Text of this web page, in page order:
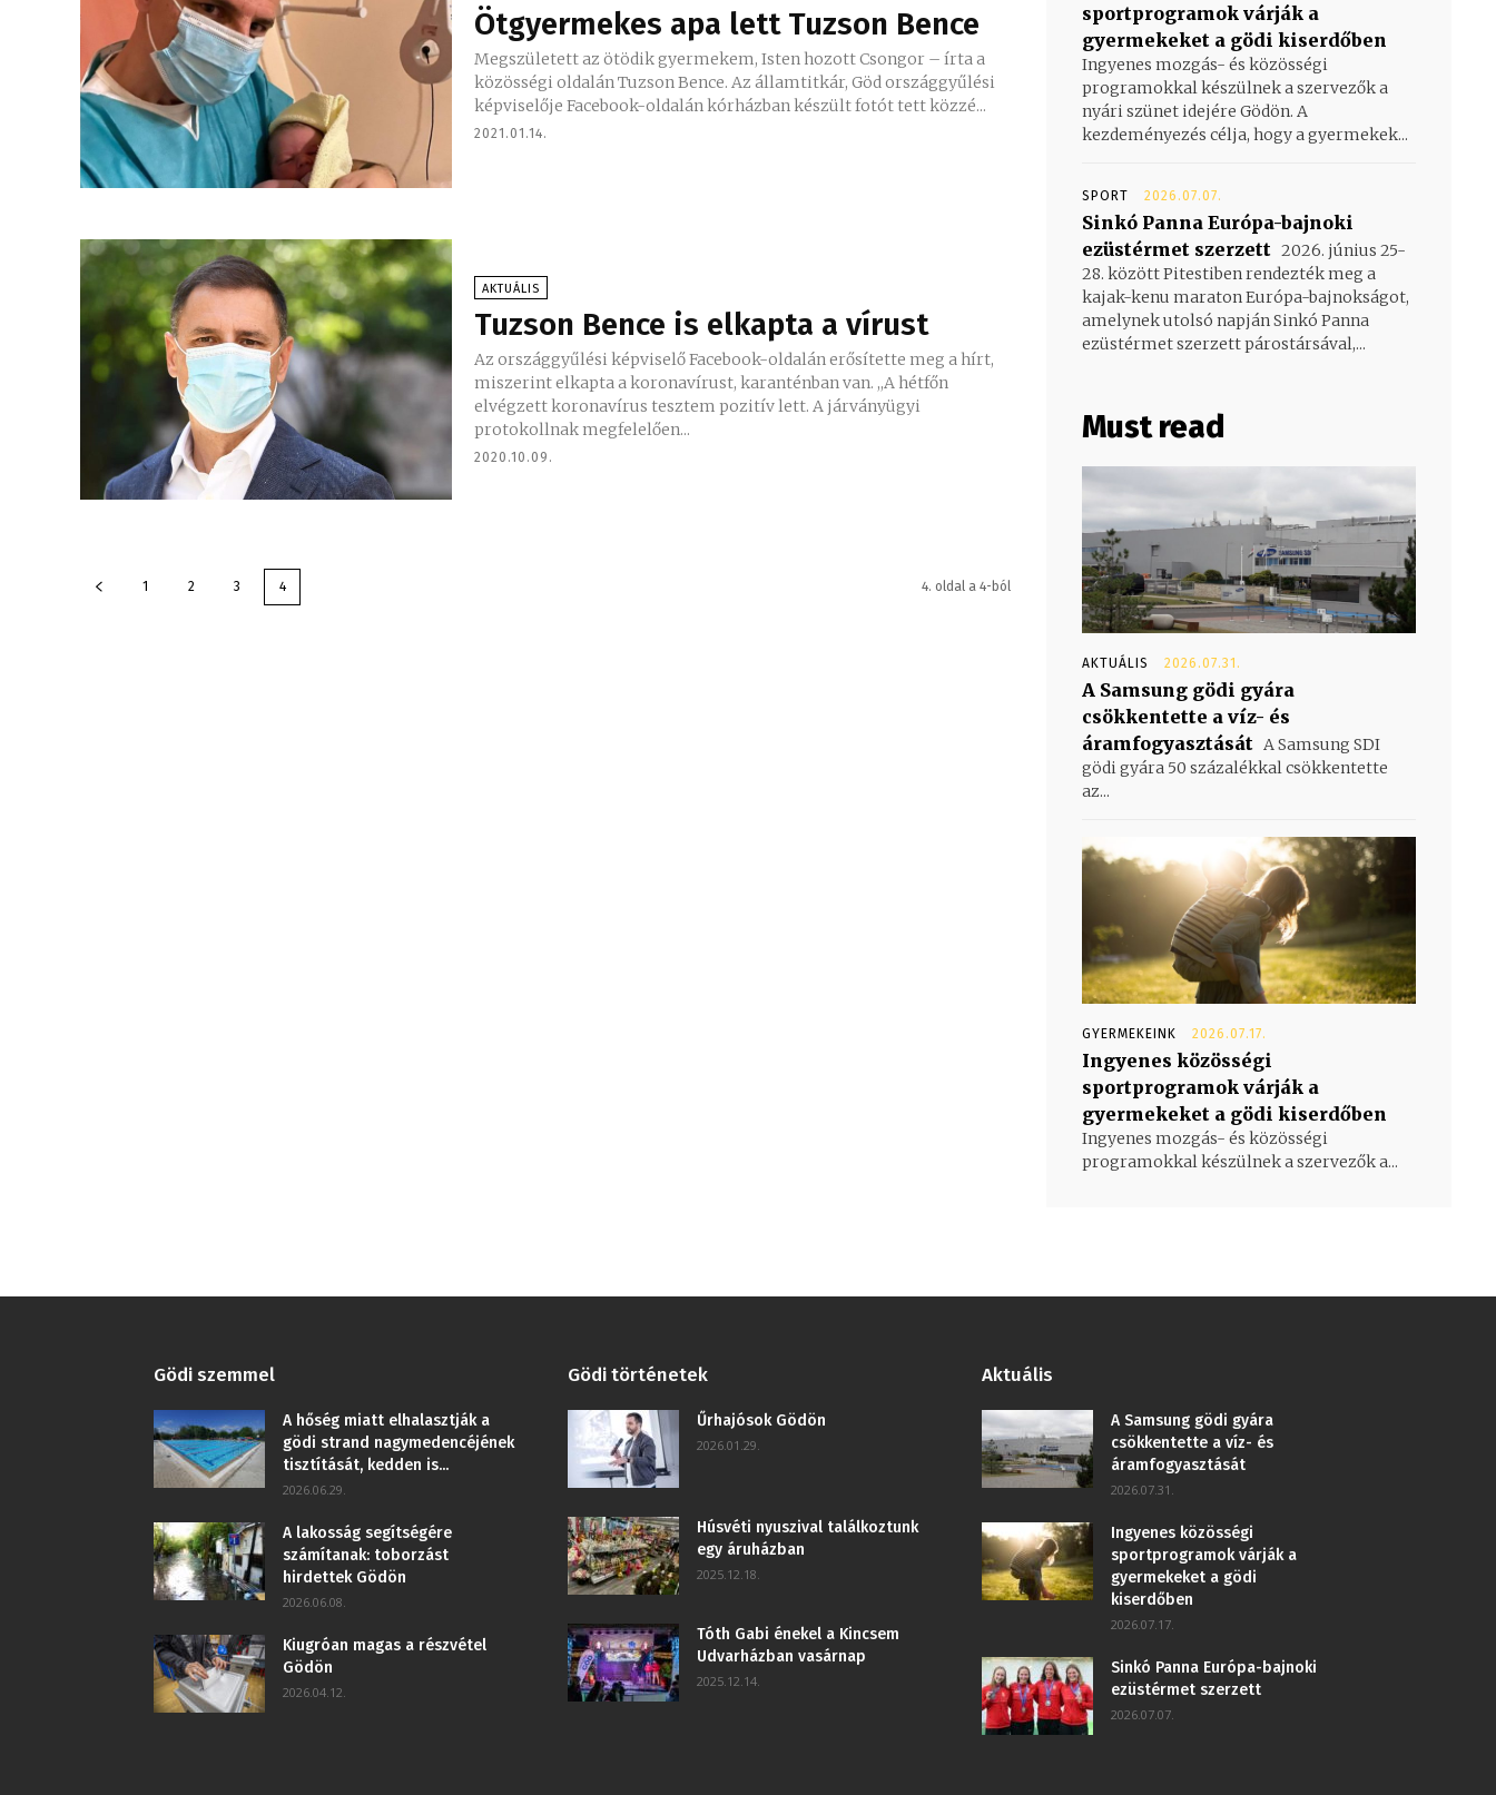
Ötgyermekes apa lett Tuzson Bence
Megszületett az ötödik gyermekem, Isten hozott Csongor – írta a
közösségi oldalán Tuzson Bence. Az államtitkár, Göd országgyűlési
képviselője Facebook-oldalán kórházban készült fotót tett közzé...
2021.01.14.
AKTUÁLIS
Tuzson Bence is elkapta a vírust
Az országgyűlési képviselő Facebook-oldalán erősítette meg a hírt,
miszerint elkapta a koronavírust, karanténban van. ,,A hétfőn
elvégzett koronavírus tesztem pozitív lett. A járványügyi
protokollnak megfelelően...
2020.10.09.
1 2 3 4 4. oldal a 4-ból
sportprogramok várják a
gyermekeket a gödi kiserdőben
Ingyenes mozgás- és közösségi
programokkal készülnek a szervezők a
nyári szünet idejére Gödön. A
kezdeményezés célja, hogy a gyermekek...
SPORT 2026.07.07.
Sinkó Panna Európa-bajnoki
ezüstérmet szerzett 2026. június 25-
28. között Pitestiben rendezték meg a
kajak-kenu maraton Európa-bajnokságot,
amelynek utolsó napján Sinkó Panna
ezüstérmet szerzett párostársával,...
Must read
AKTUÁLIS 2026.07.31.
A Samsung gödi gyára
csökkentette a víz- és
áramfogyasztását A Samsung SDI
gödi gyára 50 százalékkal csökkentette
az...
GYERMEKEINK 2026.07.17.
Ingyenes közösségi
sportprogramok várják a
gyermekeket a gödi kiserdőben
Ingyenes mozgás- és közösségi
programokkal készülnek a szervezők a...
Gödi szemmel
A hőség miatt elhalasztják a
gödi strand nagymedencéjének
tisztítását, kedden is...
2026.06.29.
A lakosság segítségére
számítanak: toborzást
hirdettek Gödön
2026.06.08.
Kiugróan magas a részvétel
Gödön
2026.04.12.
Gödi történetek
Űrhajósok Gödön
2026.01.29.
Húsvéti nyuszival találkoztunk
egy áruházban
2025.12.18.
Tóth Gabi énekel a Kincsem
Udvarházban vasárnap
2025.12.14.
Aktuális
A Samsung gödi gyára
csökkentette a víz- és
áramfogyasztását
2026.07.31.
Ingyenes közösségi
sportprogramok várják a
gyermekeket a gödi
kiserdőben
2026.07.17.
Sinkó Panna Európa-bajnoki
ezüstérmet szerzett
2026.07.07.